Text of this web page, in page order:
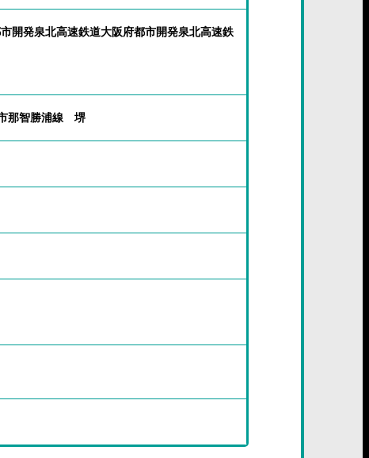
開発泉北高速鉄道大阪府都市開発泉北高速鉄
那智勝浦線 堺